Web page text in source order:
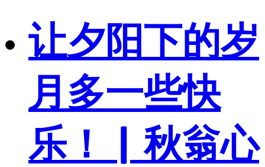
让夕阳下的岁
月多一些快
乐！▏秋翁心